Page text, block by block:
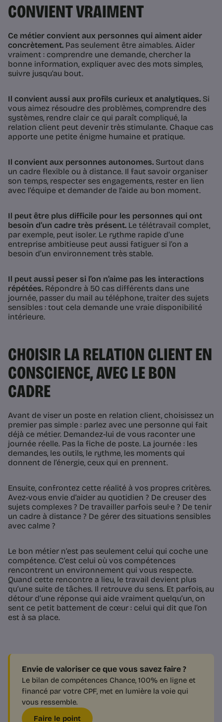
CONVIENT VRAIMENT
Ce métier convient aux personnes qui aiment aider
concrètement. Pas seulement être aimables. Aider
vraiment : comprendre une demande, chercher la
bonne information, expliquer avec des mots simples,
suivre jusqu’au bout.
Il convient aussi aux profils curieux et analytiques. Si
vous aimez résoudre des problèmes, comprendre des
systèmes, rendre clair ce qui paraît compliqué, la
relation client peut devenir très stimulante. Chaque cas
apporte une petite énigme humaine et pratique.
Il convient aux personnes autonomes. Surtout dans
un cadre flexible ou à distance. Il faut savoir organiser
son temps, respecter ses engagements, rester en lien
avec l’équipe et demander de l’aide au bon moment.
Il peut être plus difficile pour les personnes qui ont
besoin d’un cadre très présent. Le télétravail complet,
par exemple, peut isoler. Le rythme rapide d’une
entreprise ambitieuse peut aussi fatiguer si l’on a
besoin d’un environnement très stable.
Il peut aussi peser si l’on n’aime pas les interactions
répétées. Répondre à 50 cas différents dans une
journée, passer du mail au téléphone, traiter des sujets
sensibles : tout cela demande une vraie disponibilité
intérieure.
CHOISIR LA RELATION CLIENT EN
CONSCIENCE, AVEC LE BON
CADRE
Avant de viser un poste en relation client, choisissez un
premier pas simple : parlez avec une personne qui fait
déjà ce métier. Demandez-lui de vous raconter une
journée réelle. Pas la fiche de poste. La journée : les
demandes, les outils, le rythme, les moments qui
donnent de l’énergie, ceux qui en prennent.
Ensuite, confrontez cette réalité à vos propres critères.
Avez-vous envie d’aider au quotidien ? De creuser des
sujets complexes ? De travailler parfois seul·e ? De tenir
un cadre à distance ? De gérer des situations sensibles
avec calme ?
Le bon métier n’est pas seulement celui qui coche une
compétence. C’est celui où vos compétences
rencontrent un environnement qui vous respecte.
Quand cette rencontre a lieu, le travail devient plus
qu’une suite de tâches. Il retrouve du sens. Et parfois, au
détour d’une réponse qui aide vraiment quelqu’un, on
sent ce petit battement de cœur : celui qui dit que l’on
est à sa place.
Envie de valoriser ce que vous savez faire ?
Le bilan de compétences Chance, 100% en ligne et
financé par votre CPF, met en lumière la voie qui
vous ressemble.
Faire le point